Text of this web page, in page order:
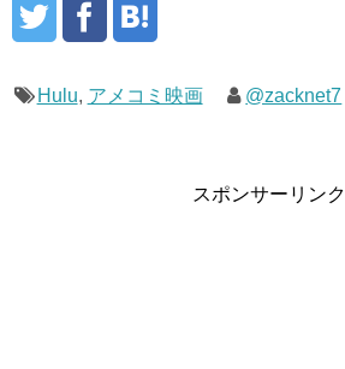
Hulu, アメコミ映画 @zacknet7
スポンサーリンク